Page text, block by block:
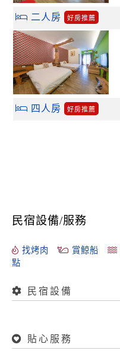
二人房 好房推薦
四人房 好房推薦
民宿設備/服務
找烤肉 賞鯨船
點
民宿設備
貼心服務